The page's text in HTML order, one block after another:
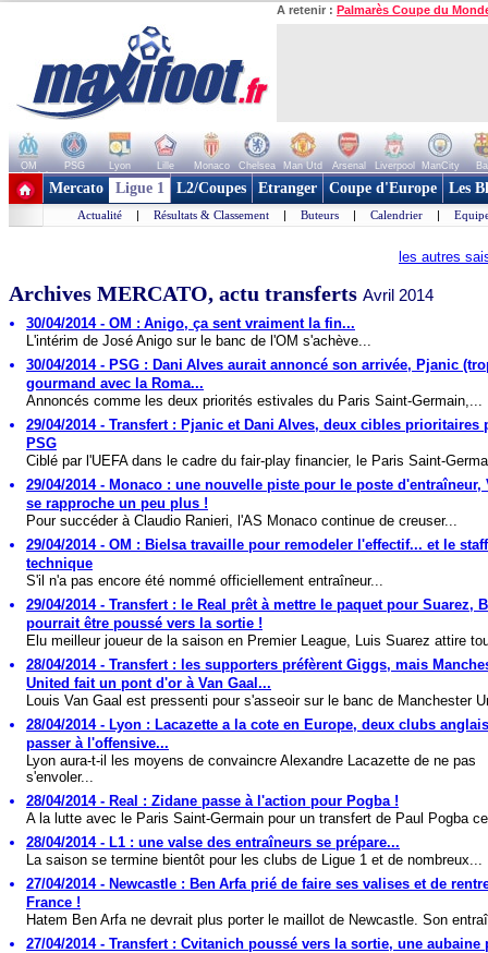
A retenir : Palmarès Coupe du
OM PSG Lyon Lille Monaco Chelsea Man Utd Arsenal Liverpool ManCity
+ de clubs
Mercato Ligue 1 L2/Coupes Etranger Coupe d'Europe Les
Actualité | Résultats & Classement | Buteurs | Calendrier |
les autres
Archives MERCATO, actu transferts Avril 2014
30/04/2014 - OM : Anigo, ça sent vraiment la fin...
L'intérim de José Anigo sur le banc de l'OM s'achève...
30/04/2014 - PSG : Dani Alves aurait annoncé son arrivée, Pjanic
gourmand avec la Roma...
Annoncés comme les deux priorités estivales du Paris Saint-Germain,...
29/04/2014 - Transfert : Pjanic et Dani Alves, deux cibles prioritaires
PSG
Ciblé par l'UEFA dans le cadre du fair-play financier, le Paris Saint-
29/04/2014 - Monaco : une nouvelle piste pour le poste d'entraîneur,
se rapproche un peu plus !
Pour succéder à Claudio Ranieri, l'AS Monaco continue de creuser...
29/04/2014 - OM : Bielsa travaille pour remodeler l'effectif... et le staff
technique
S'il n'a pas encore été nommé officiellement entraîneur...
29/04/2014 - Transfert : le Real prêt à mettre le paquet pour Suarez,
pourrait être poussé vers la sortie !
Elu meilleur joueur de la saison en Premier League, Luis Suarez attire
28/04/2014 - Transfert : les supporters préfèrent Giggs, mais
United fait un pont d'or à Van Gaal...
Louis Van Gaal est pressenti pour s'asseoir sur le banc de Manchester
28/04/2014 - Lyon : Lacazette a la cote en Europe, deux clubs
passer à l'offensive...
Lyon aura-t-il les moyens de convaincre Alexandre Lacazette de ne pas
s'envoler...
28/04/2014 - Real : Zidane passe à l'action pour Pogba !
A la lutte avec le Paris Saint-Germain pour un transfert de Paul Pogba
28/04/2014 - L1 : une valse des entraîneurs se prépare...
La saison se termine bientôt pour les clubs de Ligue 1 et de nombreux...
27/04/2014 - Newcastle : Ben Arfa prié de faire ses valises et de
France !
Hatem Ben Arfa ne devrait plus porter le maillot de Newcastle. Son
27/04/2014 - Transfert : Cvitanich poussé vers la sortie, une aubaine